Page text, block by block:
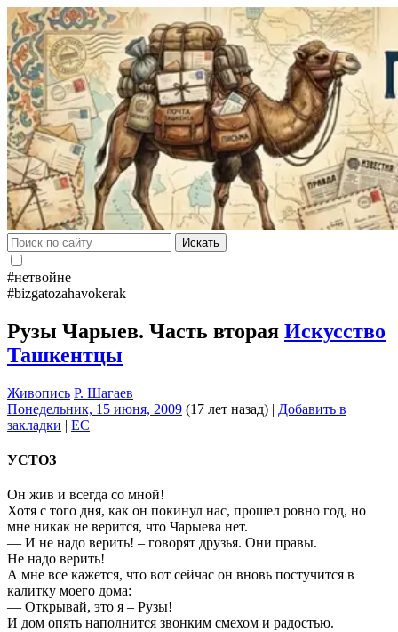
Искать
#нетвойне
#bizgatozahavokerak
Рузы Чарыев. Часть вторая Искусство
Ташкентцы
Живопись Р. Шагаев
Понедельник, 15 июня, 2009 (17 лет назад) | Добавить в
закладки | EC
УСТОЗ
Он жив и всегда со мной!
Хотя с того дня, как он покинул нас, прошел ровно год, но
мне никак не верится, что Чарыева нет.
— И не надо верить! – говорят друзья. Они правы.
Не надо верить!
А мне все кажется, что вот сейчас он вновь постучится в
калитку моего дома:
— Открывай, это я – Рузы!
И дом опять наполнится звонким смехом и радостью.